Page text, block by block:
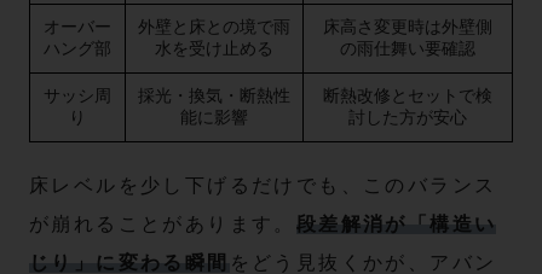
オーバー
ハング部
外壁と床との境で雨
水を受け止める
床高さ変更時は外壁側
の雨仕舞い要確認
サッシ周
り
採光・換気・断熱性
能に影響
断熱改修とセットで検
討した方が安心
床レベルを少し下げるだけでも、このバランス
が崩れることがあります。 段差解消が「構造い
じり」に変わる瞬間 をどう見抜くかが、アバン